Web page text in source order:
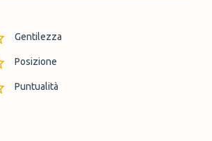
Gentilezza
Posizione
Puntualità